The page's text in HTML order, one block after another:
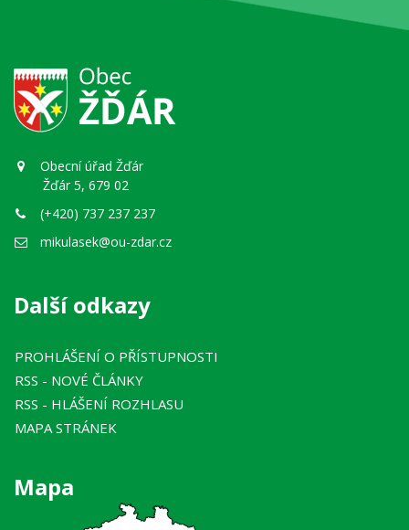
Obecní úřad Žďár
Žďár 5, 679 02
(+420) 737 237 237
mikulasek@ou-zdar.cz
Další odkazy
PROHLÁŠENÍ O PŘÍSTUPNOSTI
RSS - NOVÉ ČLÁNKY
RSS - HLÁŠENÍ ROZHLASU
MAPA STRÁNEK
Mapa